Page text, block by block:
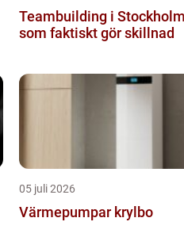
Teambuilding i Stockholm
som faktiskt gör skillnad
05 juli 2026
Värmepumpar krylbo